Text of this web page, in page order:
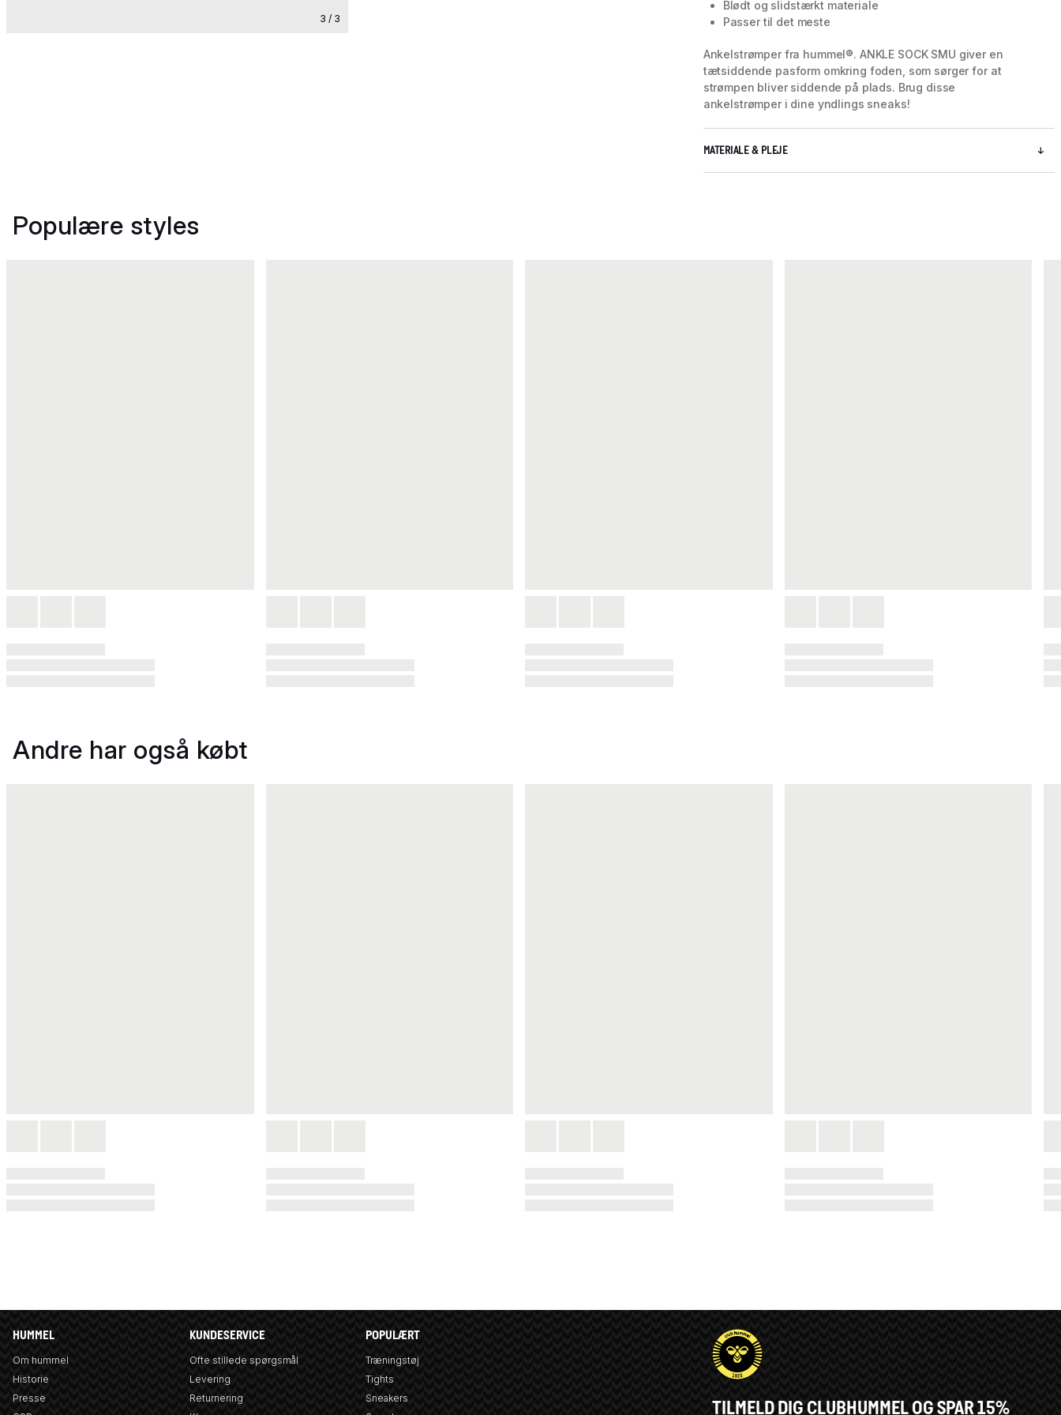
3 / 3
Blødt og slidstærkt materiale
Passer til det meste
Ankelstrømper fra hummel®. ANKLE SOCK SMU giver en
tætsiddende pasform omkring foden, som sørger for at
strømpen bliver siddende på plads. Brug disse
ankelstrømper i dine yndlings sneaks!
MATERIALE & PLEJE
Populære styles
Andre har også købt
HUMMEL
Om hummel
Historie
Presse
KUNDESERVICE
Ofte stillede spørgsmål
Levering
Returnering
POPULÆRT
Træningstøj
Tights
Sneakers
TILMELD DIG CLUBHUMMEL OG SPAR 15%